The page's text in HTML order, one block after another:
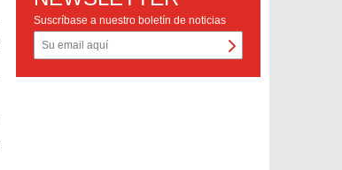
Suscríbase a nuestro boletín de noticias